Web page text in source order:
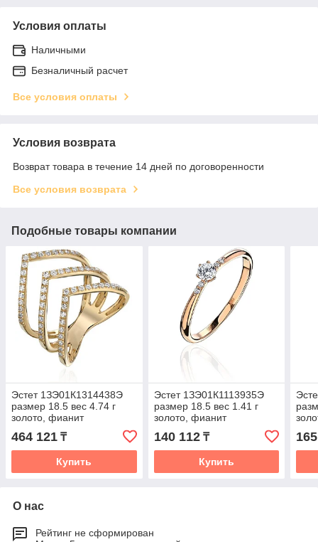
Условия оплаты
Наличными
Безналичный расчет
Все условия оплаты
Условия возврата
Возврат товара в течение 14 дней по договоренности
Все условия возврата
Подобные товары компании
Эстет 1ЗЭ01К1314438Э
размер 18.5 вес 4.74 г
золото, фианит
464 121 ₸
Купить
Эстет 1ЗЭ01К1113935Э
размер 18.5 вес 1.41 г
золото, фианит
140 112₸
Купить
О нас
Рейтинг не сформирован